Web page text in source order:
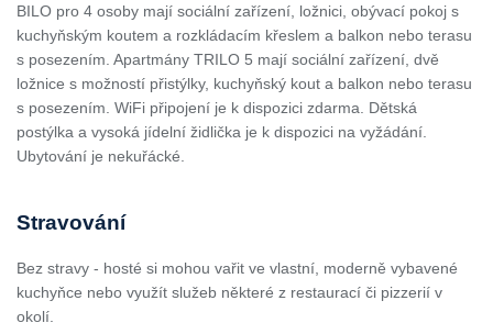
BILO pro 4 osoby mají sociální zařízení, ložnici, obývací pokoj s
kuchyňským koutem a rozkládacím křeslem a balkon nebo terasu
s posezením. Apartmány TRILO 5 mají sociální zařízení, dvě
ložnice s možností přistýlky, kuchyňský kout a balkon nebo terasu
s posezením. WiFi připojení je k dispozici zdarma. Dětská
postýlka a vysoká jídelní židlička je k dispozici na vyžádání.
Ubytování je nekuřácké.
Stravování
Bez stravy - hosté si mohou vařit ve vlastní, moderně vybavené
kuchyňce nebo využít služeb některé z restaurací či pizzerií v
okolí.